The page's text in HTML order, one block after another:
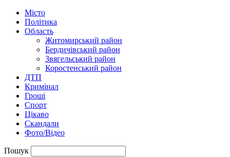
Місто
Політика
Область
Житомирський район
Бердичівський район
Звягельський район
Коростенський район
ДТП
Кримінал
Гроші
Спорт
Цікаво
Скандали
Фото/Відео
Пошук